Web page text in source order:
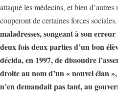
attaqué les médecins, et bien
couperont de certaines forces sociales.
maladresses, songeant à son
deux fois deux parties d’un bon
décida, en 1997, de dissoudre
droite au nom d’un « nouvel élan
n’en demandait pas tant, au